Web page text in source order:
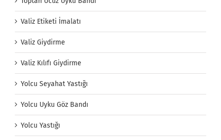
Valiz Etiketi İmalatı
Valiz Giydirme
Valiz Kılıfı Giydirme
Yolcu Seyahat Yastığı
Yolcu Uyku Göz Bandı
Yolcu Yastığı